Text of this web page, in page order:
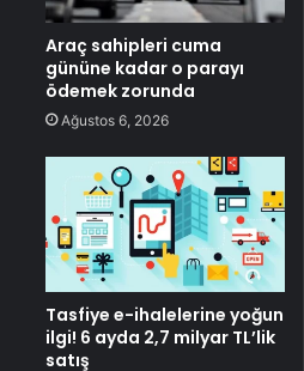
Araç sahipleri cuma
gününe kadar o parayı
ödemek zorunda
Ağustos 6, 2026
Tasfiye e-ihalelerine yoğun
ilgi! 6 ayda 2,7 milyar TL’lik
satış